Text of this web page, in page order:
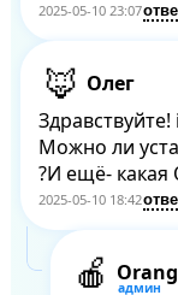
2025-05-10 23:07
Олег
Можно ли
?И ещё-
2025-05-10 18:42